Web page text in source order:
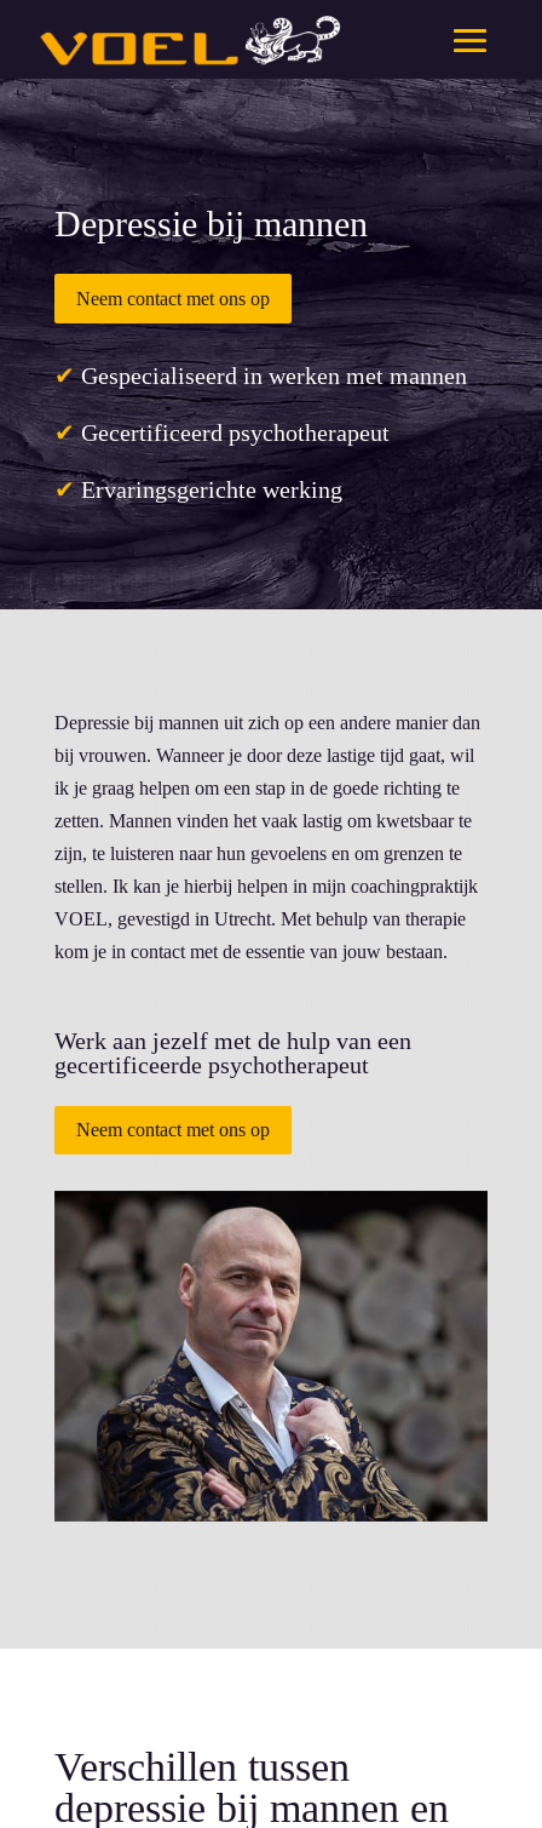
Depressie bij mannen
Neem contact met ons op
✔Gespecialiseerd in werken met mannen
✔Gecertificeerd psychotherapeut
✔Ervaringsgerichte werking
Depressie bij mannen uit zich op een andere manier dan
bij vrouwen. Wanneer je door deze lastige tijd gaat, wil
ik je graag helpen om een stap in de goede richting te
zetten. Mannen vinden het vaak lastig om kwetsbaar te
zijn, te luisteren naar hun gevoelens en om grenzen te
stellen. Ik kan je hierbij helpen in mijn coachingpraktijk
VOEL, gevestigd in Utrecht. Met behulp van therapie
kom je in contact met de essentie van jouw bestaan.
Werk aan jezelf met de hulp van een
gecertificeerde psychotherapeut
Neem contact met ons op
Verschillen tussen
depressie bij mannen en